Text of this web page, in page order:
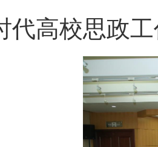
代高校思政